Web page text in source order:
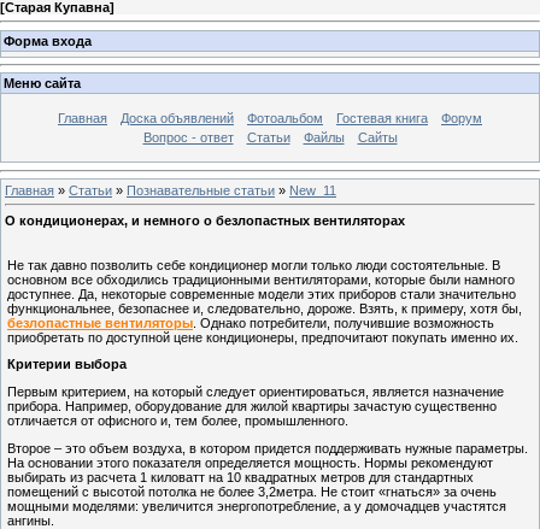
[Старая Купавна]
Форма входа
Меню сайта
Главная Доска объявлений Фотоальбом Гостевая книга
Форум
Вопрос - ответ
Статьи Файлы Сайты
Главная » Статьи » Познавательные статьи » New_11
О кондиционерах, и немного о безлопастных вентиляторах
Не так давно позволить себе кондиционер могли только люди состоятельные. В
основном все обходились традиционными вентиляторами, которые были намного
доступнее. Да, некоторые современные модели этих приборов стали значительно
функциональнее, безопаснее и, следовательно, дороже. Взять, к примеру, хотя бы,
безлопастные вентиляторы . Однако потребители, получившие возможность
приобретать по доступной цене кондиционеры, предпочитают покупать именно их.
Критерии выбора
Первым критерием, на который следует ориентироваться, является назначение
прибора. Например, оборудование для жилой квартиры зачастую существенно
отличается от офисного и, тем более, промышленного.
Второе – это объем воздуха, в котором придется поддерживать нужные параметры.
На основании этого показателя определяется мощность. Нормы рекомендуют
выбирать из расчета 1 киловатт на 10 квадратных метров для стандартных
помещений с высотой потолка не более 3,2метра. Не стоит «гнаться» за очень
мощными моделями: увеличится энергопотребление, а у домочадцев участятся
ангины.